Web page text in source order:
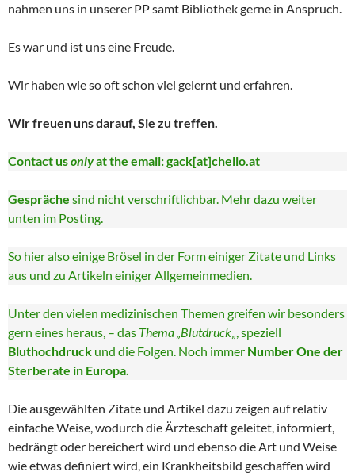
nahmen uns in unserer PP samt Bibliothek gerne in Anspruch.
Es war und ist uns eine Freude.
Wir haben wie so oft schon viel gelernt und erfahren.
Wir freuen uns darauf, Sie zu treffen.
Contact usonlyat the email: gack[at]chello.at
Gespräche sind nicht verschriftlichbar. Mehr dazu weiter
unten im Posting.
So hier also einige Brösel in der Form einiger Zitate und Links
aus und zu Artikeln einiger Allgemeinmedien.
Unter den vielen medizinischen Themen greifen wir besonders
gern eines heraus, – das Thema „Blutdruck„, speziell
Bluthochdruck und die Folgen. Noch immer Number One der
Sterberate in Europa.
Die ausgewählten Zitate und Artikel dazu zeigen auf relativ
einfache Weise, wodurch die Ärzteschaft geleitet, informiert,
bedrängt oder bereichert wird und ebenso die Art und Weise
wie etwas definiert wird, ein Krankheitsbild geschaffen wird